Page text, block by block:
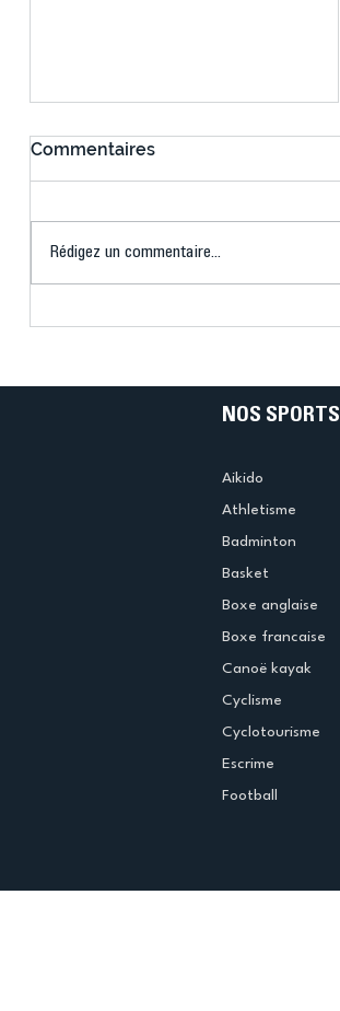
Ping ? Quand le tennis de
Commentaires
Rédigez un commentaire...
NOS SPORTS
Aikido
Athletisme
Badminton
Basket
Boxe anglaise
Boxe francaise
Canoë kayak
Cyclisme
Cyclotourisme
Escrime
Football